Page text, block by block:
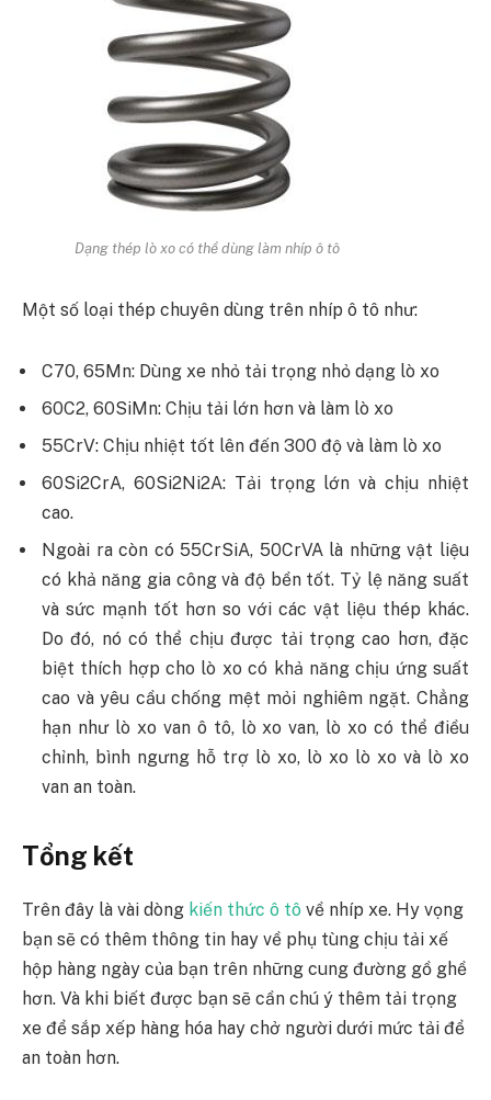
Dạng thép lò xo có thể dùng làm nhíp ô tô
Một số loại thép chuyên dùng trên nhíp ô tô như:
C70, 65Mn: Dùng xe nhỏ tải trọng nhỏ dạng lò xo
60C2, 60SiMn: Chịu tải lớn hơn và làm lò xo
55CrV: Chịu nhiệt tốt lên đến 300 độ và làm lò xo
60Si2CrA, 60Si2Ni2A: Tải trọng lớn và chịu nhiệt
cao.
Ngoài ra còn có 55CrSiA, 50CrVA là những vật liệu
có khả năng gia công và độ bền tốt. Tỷ lệ năng suất
và sức mạnh tốt hơn so với các vật liệu thép khác.
Do đó, nó có thể chịu được tải trọng cao hơn, đặc
biệt thích hợp cho lò xo có khả năng chịu ứng suất
cao và yêu cầu chống mệt mỏi nghiêm ngặt. Chẳng
hạn như lò xo van ô tô, lò xo van, lò xo có thể điều
chỉnh, bình ngưng hỗ trợ lò xo, lò xo lò xo và lò xo
van an toàn.
Tổng kết
Trên đây là vài dòng kiến thức ô tô về nhíp xe. Hy vọng
bạn sẽ có thêm thông tin hay về phụ tùng chịu tải xế
hộp hàng ngày của bạn trên những cung đường gồ ghề
hơn. Và khi biết được bạn sẽ cần chú ý thêm tải trọng
xe để sắp xếp hàng hóa hay chở người dưới mức tải để
an toàn hơn.